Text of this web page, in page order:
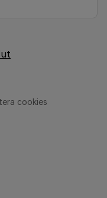
cookies